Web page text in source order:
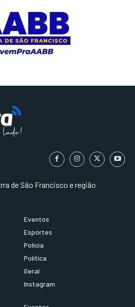
de São Francisco e região
Eventos
Esportes
Polícia
Política
Geral
Instagram